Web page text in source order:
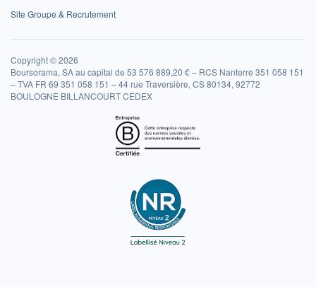
Site Groupe & Recrutement
Copyright © 2026
Boursorama, SA au capital de 53 576 889,20 € – RCS Nanterre 351 058 151
– TVA FR 69 351 058 151 – 44 rue Traversière, CS 80134, 92772
BOULOGNE BILLANCOURT CEDEX